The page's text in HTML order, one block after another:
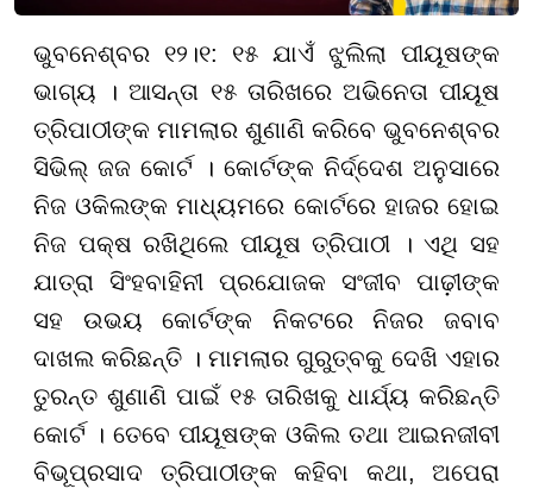
ଭୁବନେଶ୍ବର ୧୨।୧: ୧୫ ଯାଏଁ ଝୁଲିଲା ପୀୟୂଷଙ୍କ
ଭାଗ୍ୟ । ଆସନ୍ତା ୧୫ ତାରିଖରେ ଅଭିନେତା ପୀୟୂଷ
ତ୍ରିପାଠୀଙ୍କ ମାମଲାର ଶୁଣାଣି କରିବେ ଭୁବନେଶ୍ବର
ସିଭିଲ୍ ଜଜ କୋର୍ଟ । କୋର୍ଟଙ୍କ ନିର୍ଦ୍ଦେଶ ଅନୁସାରେ
ନିଜ ଓକିଲଙ୍କ ମାଧ୍ୟମରେ କୋର୍ଟରେ ହାଜର ହୋଇ
ନିଜ ପକ୍ଷ ରଖିଥିଲେ ପୀୟୂଷ ତ୍ରିପାଠୀ । ଏଥି ସହ
ଯାତ୍ରା ସିଂହବାହିନୀ ପ୍ରଯୋଜକ ସଂଜୀବ ପାଢ଼ୀଙ୍କ
ସହ ଉଭୟ କୋର୍ଟଙ୍କ ନିକଟରେ ନିଜର ଜବାବ
ଦାଖଲ କରିଛନ୍ତି । ମାମଲାର ଗୁରୁତ୍ବକୁ ଦେଖି ଏହାର
ତୁରନ୍ତ ଶୁଣାଣି ପାଇଁ ୧୫ ତାରିଖକୁ ଧାର୍ଯ୍ୟ କରିଛନ୍ତି
କୋର୍ଟ । ତେବେ ପୀୟୂଷଙ୍କ ଓକିଲ ତଥା ଆଇନଜୀବୀ
ବିଭୂପ୍ରସାଦ ତ୍ରିପାଠୀଙ୍କ କହିବା କଥା, ଅପେରା